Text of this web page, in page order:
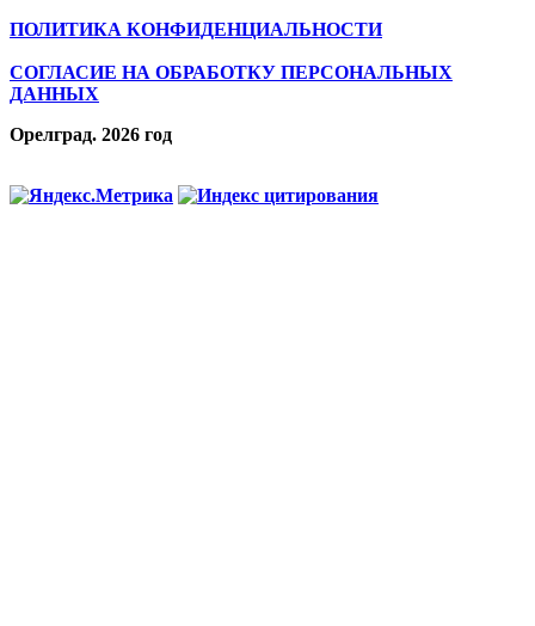
ПОЛИТИКА КОНФИДЕНЦИАЛЬНОСТИ
СОГЛАСИЕ НА ОБРАБОТКУ ПЕРСОНАЛЬНЫХ
ДАННЫХ
Орелград. 2026 год